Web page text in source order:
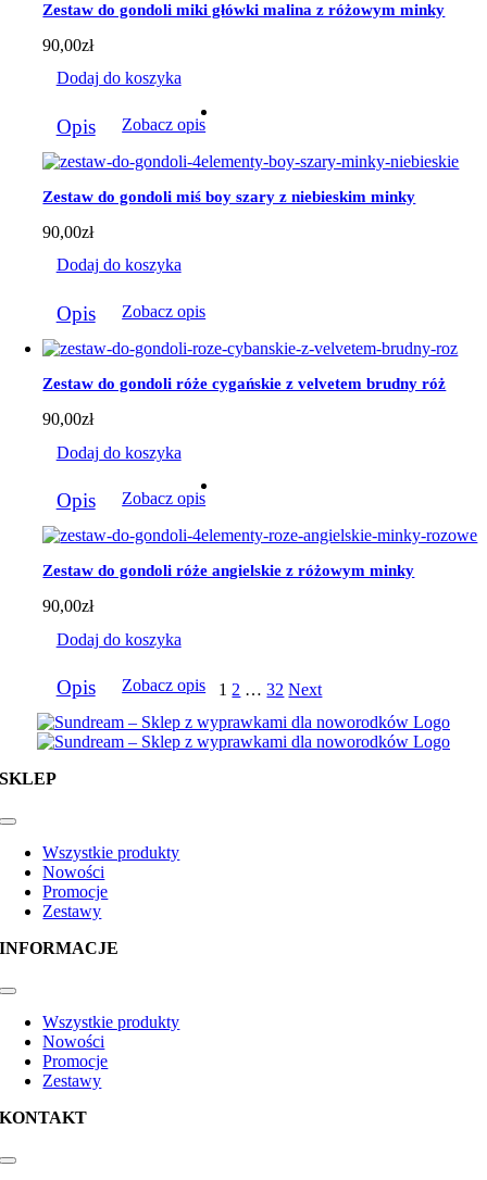
można
wybrać
na
stronie
Zestaw do gondoli miki główki malina z różowym minky
90,00zł
Dodaj do koszyka
Opis Zobacz opis
Zestaw do gondoli miś boy szary z niebieskim minky
90,00zł
Dodaj do koszyka
Opis Zobacz opis
Zestaw do gondoli róże cygańskie z velvetem brudny róż
90,00zł
Dodaj do koszyka
Opis Zobacz opis
Zestaw do gondoli róże angielskie z różowym minky
90,00zł
Dodaj do koszyka
Opis Zobacz opis 1 2 … 32 Next
SKLEP
Toggle
NavigationWszystkie produkty
Nowości
Promocje
Zestawy
INFORMACJE
Toggle
NavigationWszystkie produkty
Nowości
Promocje
Zestawy
KONTAKT
Toggle